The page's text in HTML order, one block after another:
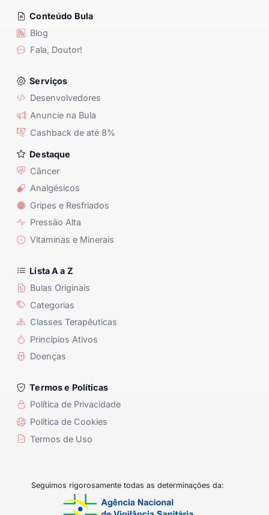
Conteúdo Bula
Blog
Fala, Doutor!
Serviços
Desenvolvedores
Anuncie na Bula
Cashback de até 8%
Destaque
Câncer
Analgésicos
Gripes e Resfriados
Pressão Alta
Vitaminas e Minerais
Lista A a Z
Bulas Originais
Categorias
Classes Terapêuticas
Princípios Ativos
Doenças
Termos e Políticas
Política de Privacidade
Política de Cookies
Termos de Uso
Seguimos rigorosamente todas as determinações da: